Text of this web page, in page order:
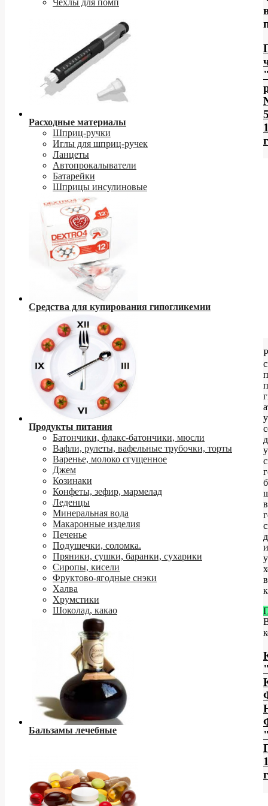
Расходные материалы
Шприц-ручки
Иглы для шприц-ручек
Ланцеты
Автопрокалыватели
Батарейки
Шприцы инсулиновые
Средства для купирования гипогликемии
Продукты питания
Батончики, флакс-батончики, мюсли
Вафли, рулеты, вафельные трубочки, торты
Варенье, молоко сгущенное
Джем
Козинаки
Конфеты, зефир, мармелад
Леденцы
Минеральная вода
Макаронные изделия
Печенье
Подушечки, соломка.
Пряники, сушки, баранки, сухарики
Сиропы, кисели
Фруктово-ягодные снэки
Халва
Хрумстики
Шоколад, какао
Бальзамы лечебные
в
и
в